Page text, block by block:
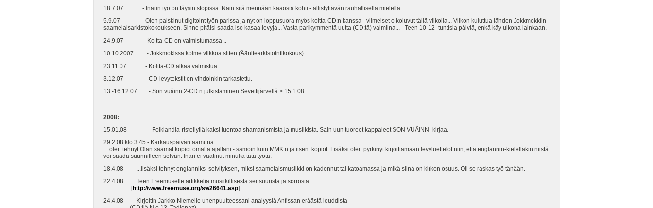
18.7.07 - Inarin työ on täysin stopissa. Näin sitä mennään kaaosta kohti - ällistyttävän rauhallisella mielellä.
5.9.07 - Olen paiskinut digitointityön parissa ja nyt on loppusuora myös koltta-CD:n kanssa - viimeiset oikoluvut tällä viikolla... Viikon kuluttua lähden Jokkmokkiin
saamelaisarkistokokoukseen. Sinne pitäisi saada iso kasaa levyjä... Vasta parikymmentä uutta (CD:tä) valmiina... - Teen 10-12 -tuntisia päiviä, enkä käy ulkona lainkaan.
24.9.07 - Koltta-CD on valmistumassa...
10.10.2007 - Jokkmokissa kolme viikkoa sitten (Äänitearkistointikokous)
23.11.07 - Koltta-CD alkaa valmistua...
3.12.07 - CD-levytekstit on vihdoinkin tarkastettu.
13.-16.12.07 - Son vuäinn 2-CD:n julkistaminen Sevettijärvellä > 15.1.08
2008:
15.01.08 - Folklandia-risteilyllä kaksi luentoa shamanismista ja musiikista. Sain uunituoreet kappaleet SON VUÄINN -kirjaa.
29.2.08 klo 3:45 - Karkauspäivän aamuna.
... olen tehnyt Olan saamat kopiot omalla ajallani - samoin kuin MMK:n ja itseni kopiot. Lisäksi olen pyrkinyt kirjoittamaan levyluettelot niin, että englannin-kielelläkin niistä
voi saada suunnilleen selvän. Inari ei vaatinut minulta tätä työtä.
18.4.08 ...lisäksi tehnyt englanniksi selvityksen, miksi saamelaismusiikki on kadonnut tai katoamassa ja mikä siinä on kirkon osuus. Oli se raskas työ tänään.
22.4.08 Teen Freemuselle artikkelia musiikillisesta sensuurista ja sorrosta
[http://www.freemuse.org/sw26641.asp]
24.4.08 Kirjoitin Jarkko Niemelle unenpuutteessani analyysiä Anfissan eräästä leuddista